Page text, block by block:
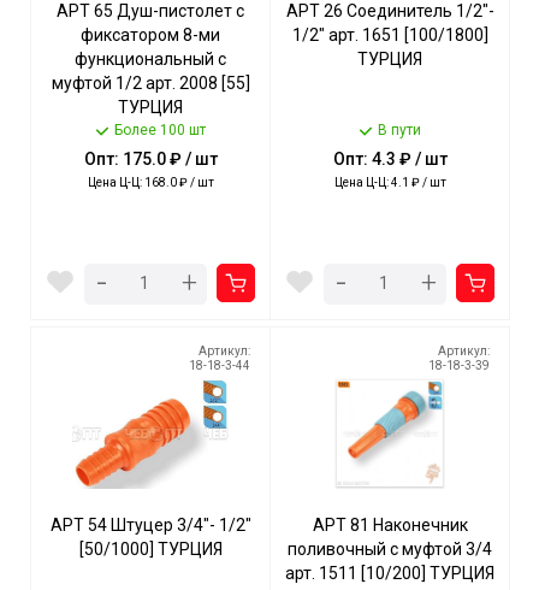
АРТ 65 Душ-пистолет с
фиксатором 8-ми
функциональный с
муфтой 1/2 арт. 2008 [55]
ТУРЦИЯ
Более 100 шт
Опт: 175.0 ₽ / шт
Цена Ц-Ц: 168.0 ₽ / шт
- +
АРТ 26 Соединитель 1/2"-
1/2" арт. 1651 [100/1800]
ТУРЦИЯ
В пути
Опт: 4.3 ₽ / шт
Цена Ц-Ц: 4.1 ₽ / шт
- +
Артикул:
18-18-3-44
АРТ 54 Штуцер 3/4"- 1/2"
[50/1000] ТУРЦИЯ
Артикул:
18-18-3-39
АРТ 81 Наконечник
поливочный с муфтой 3/4
арт. 1511 [10/200] ТУРЦИЯ